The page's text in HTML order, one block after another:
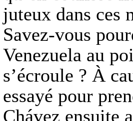
juteux dans ces
Savez-vous
Venezuela au
s’écroule ? À
essayé pour
Chávez ensuite